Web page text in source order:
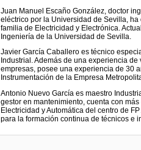
Juan Manuel Escaño González, doctor
eléctrico por la Universidad de Sevilla,
familia de Electricidad y Electrónica.
Ingeniería de la Universidad de Sevilla.
Javier García Caballero es técnico
Industrial. Además de una experiencia
empresas, posee una experiencia de 30
Instrumentación de la Empresa
Antonio Nuevo García es maestro
gestor en mantenimiento, cuenta con
Electricidad y Automática del centro de
para la formación continua de técnicos e